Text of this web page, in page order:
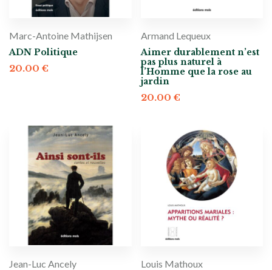
Marc-Antoine Mathijsen
ADN Politique
20.00 €
Armand Lequeux
Aimer durablement n’est
pas plus naturel à
l’Homme que la rose au
jardin
20.00 €
Jean-Luc Ancely Louis Mathoux